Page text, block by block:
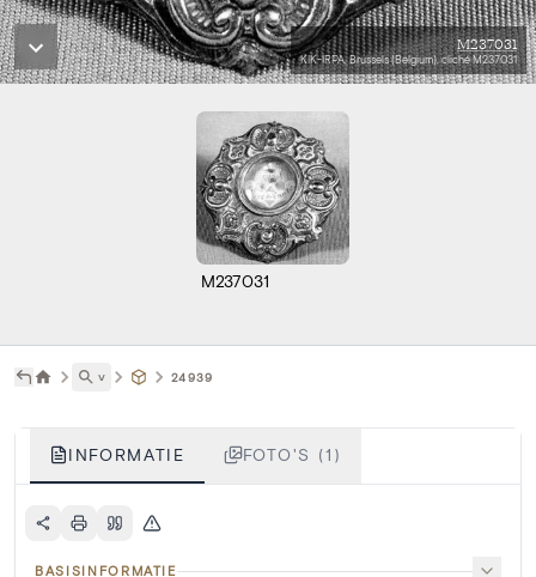
M237031
KIK-IRPA, Brussels (Belgium), cliché M237031
M237031
˅ 24939
INFORMATIE FOTO'S (1)
BASISINFORMATIE